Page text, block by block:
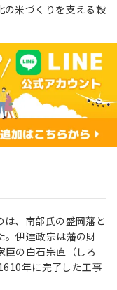
の米づくりを支える穀
、南部氏の盛岡藩と
。伊達政宗は藩の財
の白石宗直（しろ
年に完了した工事